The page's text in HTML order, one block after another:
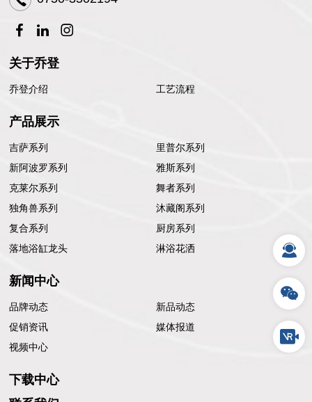
关于乔登
乔登介绍 工艺流程
产品展示
吉萨系列
里普尔系列
新阿波罗系列
雅斯系列
克莱尔系列
舞者系列
独角兽系列
沐藏阁系列
复合系列
厨房系列
落地浴缸龙头
淋浴花洒
新闻中心
品牌动态
新品动态
促销资讯
媒体报道
视频中心
下载中心